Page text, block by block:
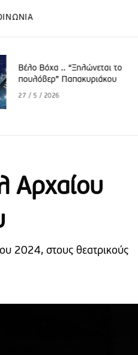
.. “Ξηλώνεται το
Παπακυριάκου
Αρχαίου
2024, στους θεατρικούς